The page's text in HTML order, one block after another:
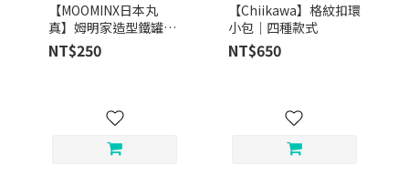
【MOOMINX日本丸
真】姆明家造型鐵罐｜
三種款式
NT$250
【Chiikawa】格紋扣環
小包｜四種款式
NT$650